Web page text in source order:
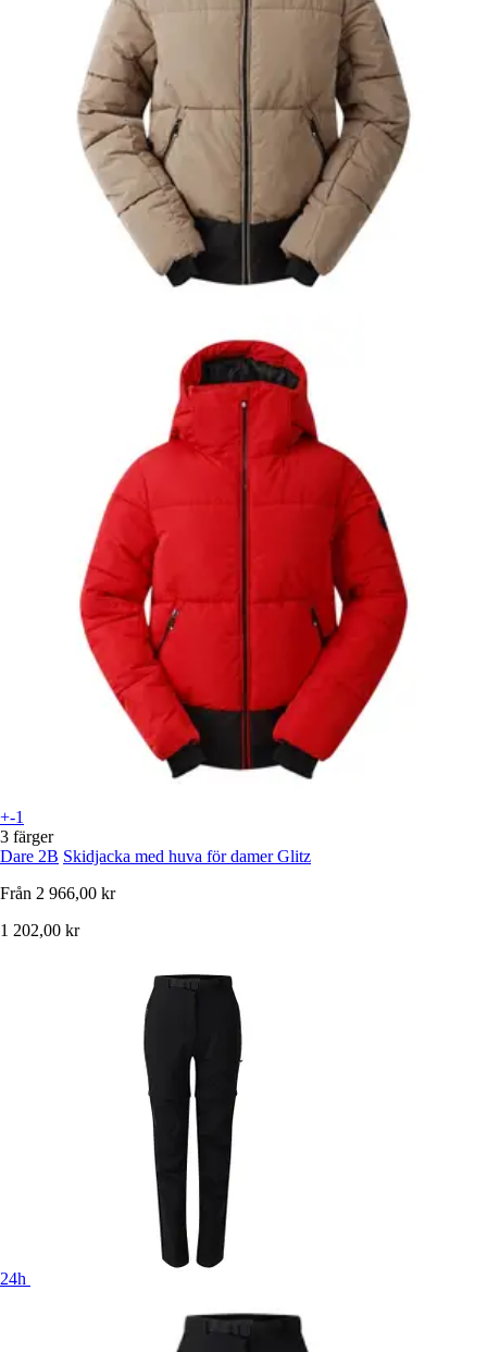
+-1
3 färger
Dare 2B Skidjacka med huva för damer Glitz
Från 2 966,00 kr
1 202,00 kr
24h